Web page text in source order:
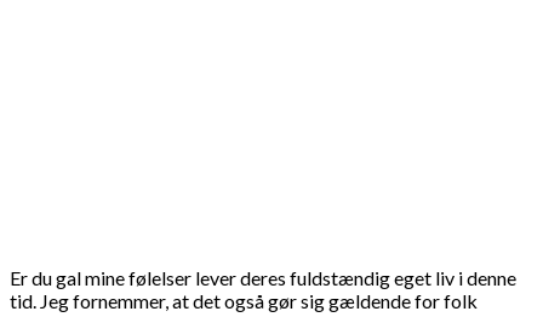
Er du gal mine følelser lever deres fuldstændig eget liv i denne
tid. Jeg fornemmer, at det også gør sig gældende for folk